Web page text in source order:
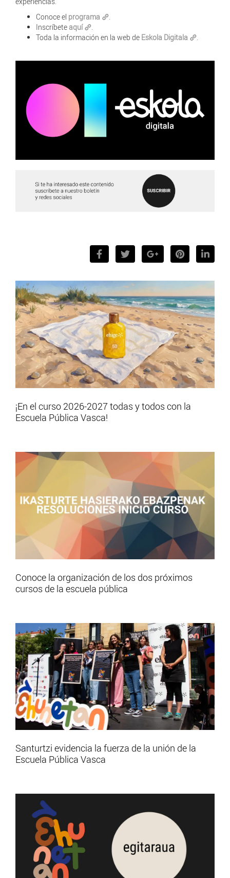
Conoce el programa
.
Inscríbeteaquí
.
Toda la información en la web de Eskola Digitala .
¡En el curso 2026-2027 todas y todos con la
Escuela Pública Vasca!
Conoce la organización de los dos próximos
cursos de la escuela pública
Santurtzi evidencia la fuerza de la unión de la
Escuela Pública Vasca